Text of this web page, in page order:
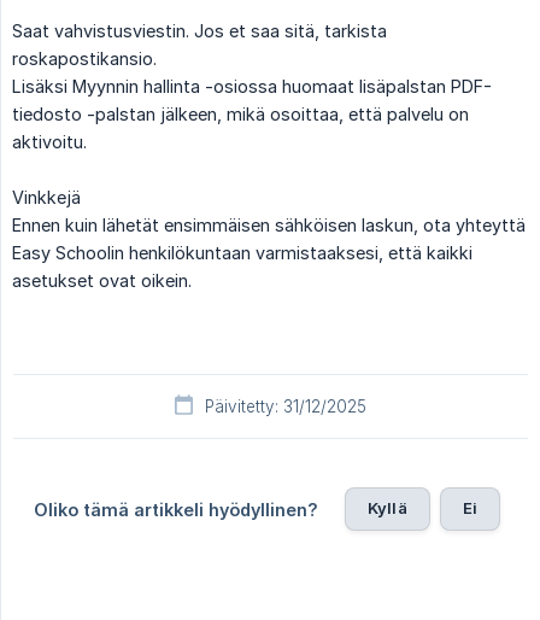
Saat vahvistusviestin. Jos et saa sitä, tarkista
roskapostikansio.
Lisäksi Myynnin hallinta -osiossa huomaat lisäpalstan PDF-
tiedosto -palstan jälkeen, mikä osoittaa, että palvelu on
aktivoitu.
Vinkkejä
Ennen kuin lähetät ensimmäisen sähköisen laskun, ota yhteyttä
Easy Schoolin henkilökuntaan varmistaaksesi, että kaikki
asetukset ovat oikein.
Päivitetty: 31/12/2025
Oliko tämä artikkeli hyödyllinen? Kyllä Ei